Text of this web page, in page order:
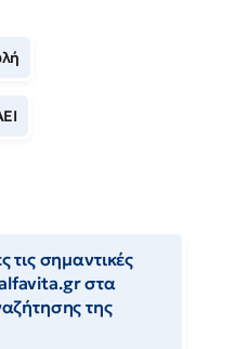
σημαντικές
alfavita.gr στα
της